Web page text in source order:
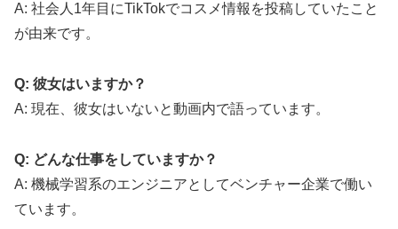
A: 社会人1年目にTikTokでコスメ情報を投稿していたこと
が由来です。
Q: 彼女はいますか？
A: 現在、彼女はいないと動画内で語っています。
Q: どんな仕事をしていますか？
A: 機械学習系のエンジニアとしてベンチャー企業で働い
ています。